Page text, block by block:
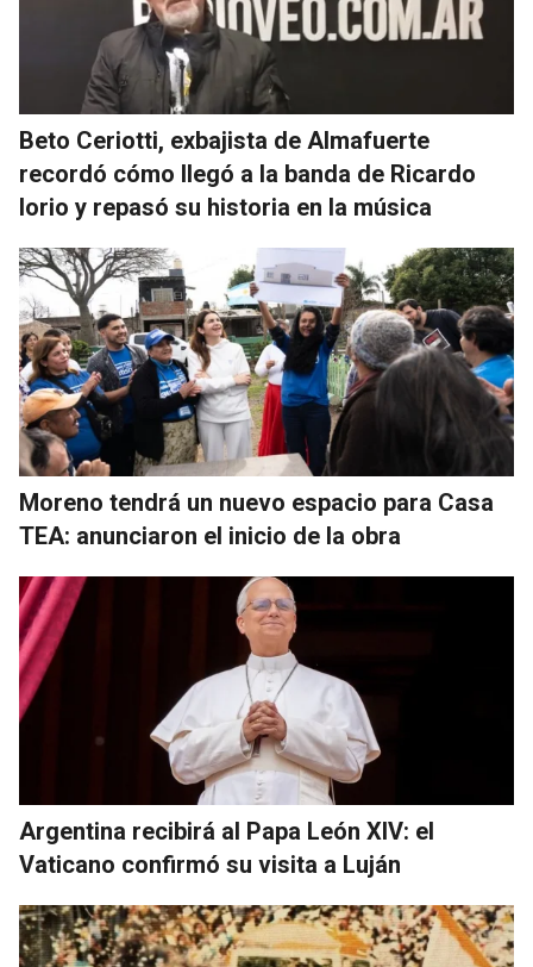
Beto Ceriotti, exbajista de Almafuerte
recordó cómo llegó a la banda de Ricardo
Iorio y repasó su historia en la música
Moreno tendrá un nuevo espacio para Casa
TEA: anunciaron el inicio de la obra
Argentina recibirá al Papa León XIV: el
Vaticano confirmó su visita a Luján